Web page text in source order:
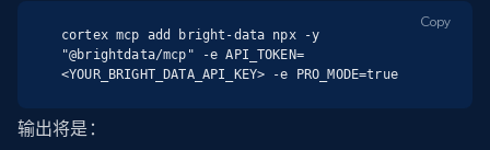
cortex mcp add bright-data npx -y
"@brightdata/mcp" -e API_TOKEN=
<YOUR_BRIGHT_DATA_API_KEY> -e PRO_MODE=true
Copy
输出将是：